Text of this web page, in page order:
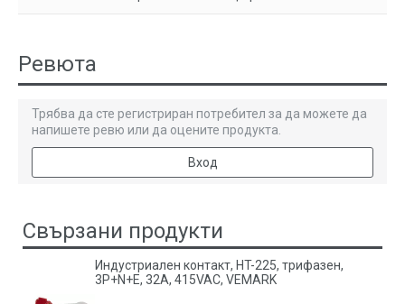
Ревюта
Трябва да сте регистриран потребител за да можете да
напишете ревю или да оцените продукта.
Вход
Свързани продукти
Индустриален контакт, HT-225, трифазен,
3P+N+E, 32A, 415VAC, VEMARK